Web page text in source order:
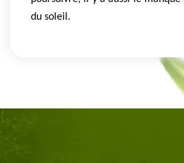
du soleil.